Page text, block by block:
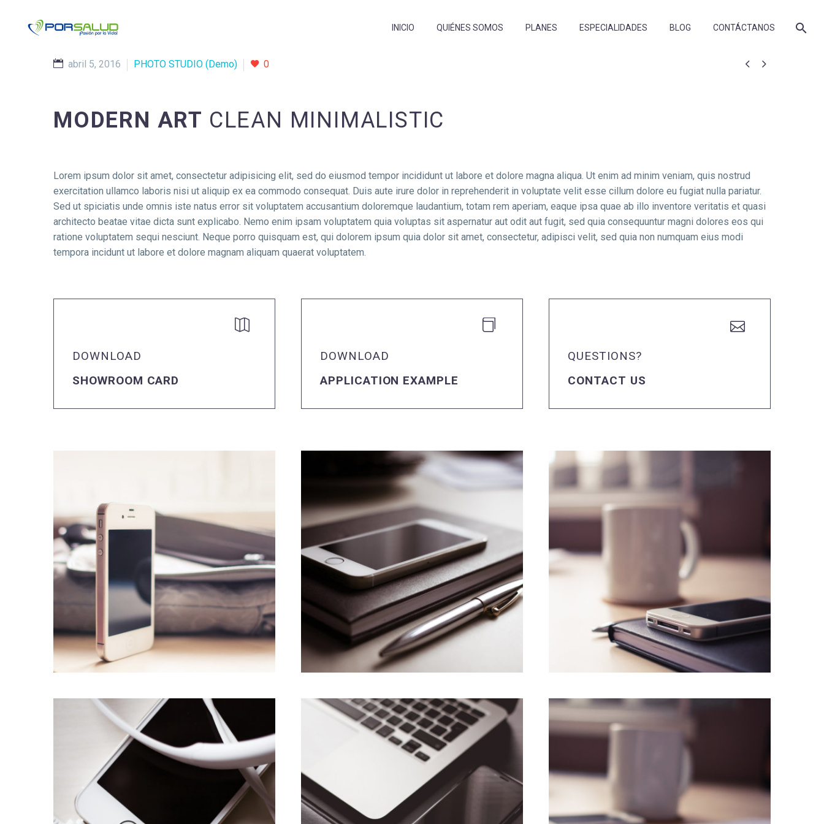
INICIO QUIÉNES SOMOS PLANES ESPECIALIDADES BLOG CONTÁCTANOS
 
abril 5, 2016 PHOTO STUDIO (Demo) 0
MODERN ART CLEAN MINIMALISTIC
Lorem ipsum dolor sit amet, consectetur adipisicing elit, sed do eiusmod tempor incididunt ut labore et dolore magna aliqua. Ut enim ad minim veniam, quis nostrud
exercitation ullamco laboris nisi ut aliquip ex ea commodo consequat. Duis aute irure dolor in reprehenderit in voluptate velit esse cillum dolore eu fugiat nulla pariatur.
Sed ut spiciatis unde omnis iste natus error sit voluptatem accusantium doloremque laudantium, totam rem aperiam, eaque ipsa quae ab illo inventore veritatis et quasi
architecto beatae vitae dicta sunt explicabo. Nemo enim ipsam voluptatem quia voluptas sit aspernatur aut odit aut fugit, sed quia consequuntur magni dolores eos qui
ratione voluptatem sequi nesciunt. Neque porro quisquam est, qui dolorem ipsum quia dolor sit amet, consectetur, adipisci velit, sed quia non numquam eius modi
tempora incidunt ut labore et dolore magnam aliquam quaerat voluptatem.


DOWNLOAD
SHOWROOM CARD


DOWNLOAD
APPLICATION EXAMPLE


QUESTIONS?
CONTACT US